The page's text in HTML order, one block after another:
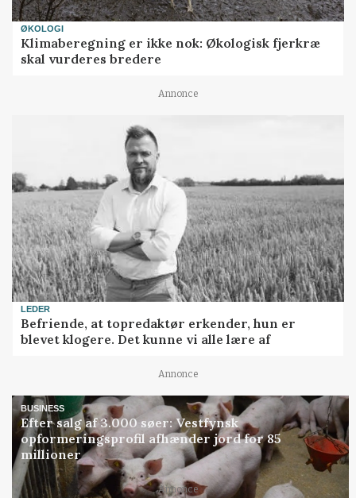
ØKOLOGI
Klimaberegning er ikke nok: Økologisk fjerkræ
skal vurderes bredere
Annonce
LEDER
Befriende, at topredaktør erkender, hun er
blevet klogere. Det kunne vi alle lære af
Annonce
BUSINESS
Efter salg af 3.000 søer: Vestfynsk
opformeringsprofil afhænder jord for 85
millioner
Annonce